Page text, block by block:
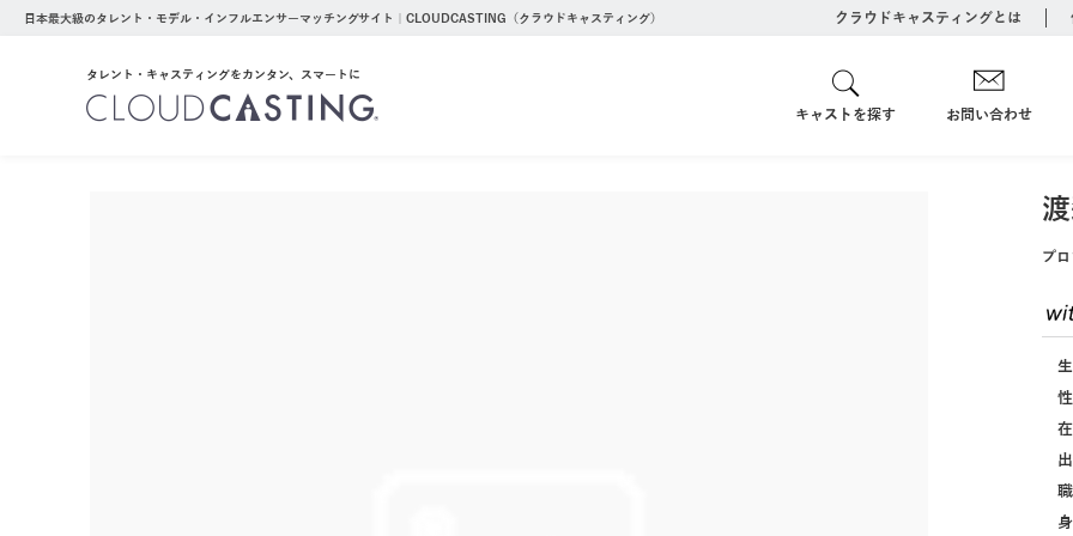
日本最大級のタレント・モデル・インフルエンサーマッチングサイト｜CLOUDCASTING（クラウドキャスティング） クラウドキャスティングとは
タレント・キャスティングをカンタン、スマートに
キャストを探す お問い合わせ
プ